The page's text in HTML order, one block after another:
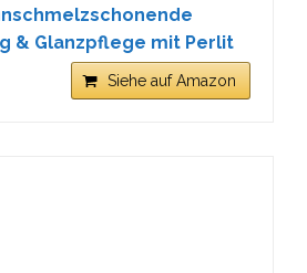
& Glanzpflege mit Perlit
Siehe auf Amazon